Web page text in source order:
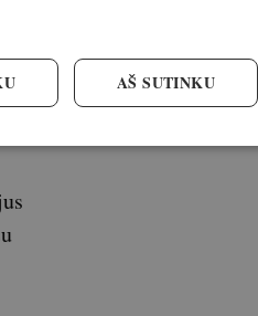
AŠ SUTINKU